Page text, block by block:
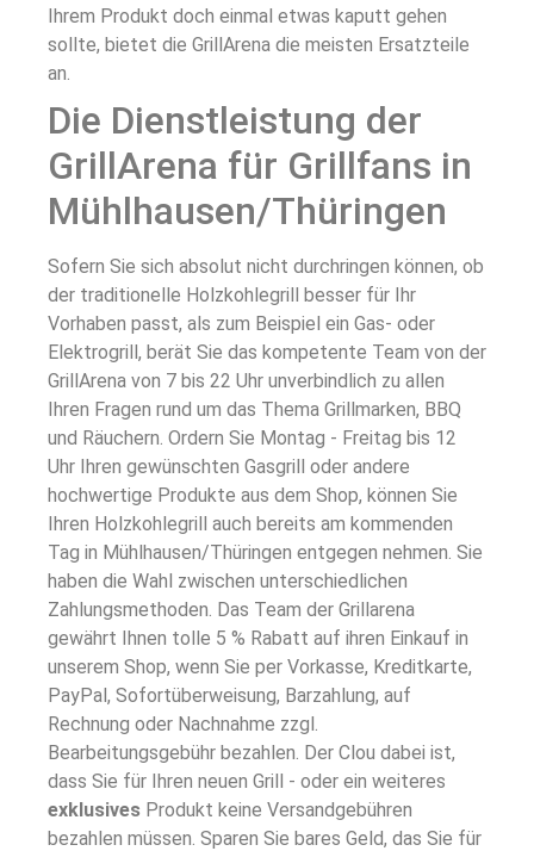
Ihrem Produkt doch einmal etwas kaputt gehen
sollte, bietet die GrillArena die meisten Ersatzteile
an.
Die Dienstleistung der
GrillArena für Grillfans in
Mühlhausen/Thüringen
Sofern Sie sich absolut nicht durchringen können, ob
der traditionelle Holzkohlegrill besser für Ihr
Vorhaben passt, als zum Beispiel ein Gas- oder
Elektrogrill, berät Sie das kompetente Team von der
GrillArena von 7 bis 22 Uhr unverbindlich zu allen
Ihren Fragen rund um das Thema Grillmarken, BBQ
und Räuchern. Ordern Sie Montag - Freitag bis 12
Uhr Ihren gewünschten Gasgrill oder andere
hochwertige Produkte aus dem Shop, können Sie
Ihren Holzkohlegrill auch bereits am kommenden
Tag in Mühlhausen/Thüringen entgegen nehmen. Sie
haben die Wahl zwischen unterschiedlichen
Zahlungsmethoden. Das Team der Grillarena
gewährt Ihnen tolle 5 % Rabatt auf ihren Einkauf in
unserem Shop, wenn Sie per Vorkasse, Kreditkarte,
PayPal, Sofortüberweisung, Barzahlung, auf
Rechnung oder Nachnahme zzgl.
Bearbeitungsgebühr bezahlen. Der Clou dabei ist,
dass Sie für Ihren neuen Grill - oder ein weiteres
exklusives Produkt keine Versandgebühren
bezahlen müssen. Sparen Sie bares Geld, das Sie für